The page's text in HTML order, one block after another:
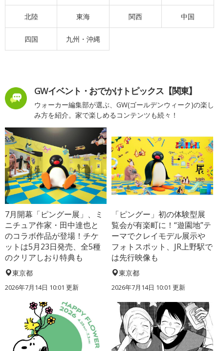
北陸 東海 関西 中国
四国 九州・沖縄
GWイベント・おでかけトピックス【関東】
ウォーカー編集部が選ぶ、GW(ゴールデンウィーク)の楽し
み方を紹介。家で楽しめるコンテンツも続々！
7月開幕「ピングー展」、ミ
ニチュア作家・田中達也と
のコラボ作品が登場！チケ
ットは5月23日発売、全5種
のクリアしおり特典も
東京都
2026年7月14日 10:01 更新
「ピングー」初の体験型展
覧会が有楽町に！“遊園地”テ
ーマでクレイモデル展示や
フォトスポット、JR上野駅で
は先行映像も
東京都
2026年7月14日 10:01 更新